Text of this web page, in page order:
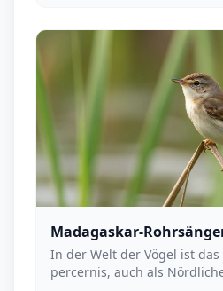
Madagaskar-
In der Welt der Vögel ist
percernis, auch als